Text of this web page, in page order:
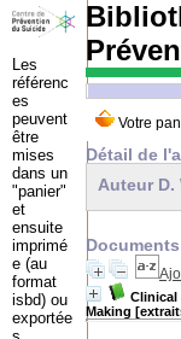
Détail de
Auteur D.
Clinical
Making
Les
référenc
es
peuvent
être
mises
dans un
"panier"
et
ensuite
imprimé
e (au
format
isbd) ou
exportée